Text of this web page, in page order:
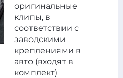
оригинальные
клипы, в
соответствии с
заводскими
креплениями в
авто (входят в
комплект)